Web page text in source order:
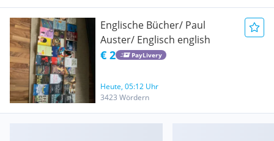
Englische Bücher/ Paul
Auster/ Englisch english
€ 2 PayLivery
Heute, 05:12 Uhr
3423 Wördern